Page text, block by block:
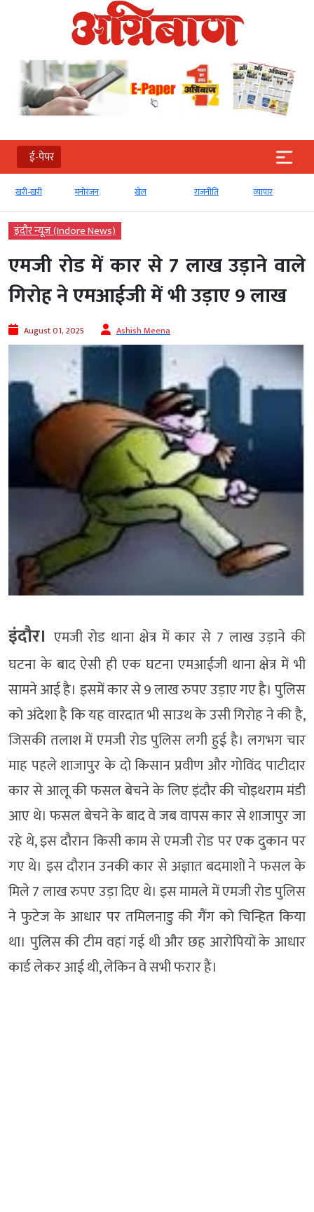
ई-पेपर
खरी-खरी मनोरंजन खेल राजनीति व्‍यापार
इंदौर न्यूज़ (Indore News)
एमजी रोड में कार से 7 लाख उड़ाने वाले
गिरोह ने एमआईजी में भी उड़ाए 9 लाख
August 01, 2025 Ashish Meena
इंदौर। एमजी रोड थाना क्षेत्र में कार से 7 लाख उड़ाने की
घटना के बाद ऐसी ही एक घटना एमआईजी थाना क्षेत्र में भी
सामने आई है। इसमें कार से 9 लाख रुपए उड़ाए गए है। पुलिस
को अंदेशा है कि यह वारदात भी साउथ के उसी गिरोह ने की है,
जिसकी तलाश में एमजी रोड पुलिस लगी हुई है। लगभग चार
माह पहले शाजापुर के दो किसान प्रवीण और गोविंद पाटीदार
कार से आलू की फसल बेचने के लिए इंदौर की चोइथराम मंडी
आए थे। फसल बेचने के बाद वे जब वापस कार से शाजापुर जा
रहे थे, इस दौरान किसी काम से एमजी रोड पर एक दुकान पर
गए थे। इस दौरान उनकी कार से अज्ञात बदमाशों ने फसल के
मिले 7 लाख रुपए उड़ा दिए थे। इस मामले में एमजी रोड पुलिस
ने फुटेज के आधार पर तमिलनाडु की गैंग को चिन्हित किया
था। पुलिस की टीम वहां गई थी और छह आरोपियों के आधार
कार्ड लेकर आई थी, लेकिन वे सभी फरार हैं।